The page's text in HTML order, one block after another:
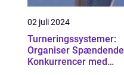
02 juli 2024
Turneringssystemer:
Organiser Spændende
Konkurrencer med